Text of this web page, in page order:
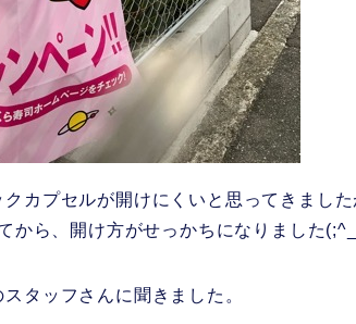
カプセルが開けにくいと思ってきました
から、開け方がせっかちになりました
タッフさんに聞きました。